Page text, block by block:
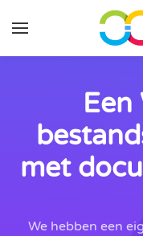
Ga naar de
Een
met
We hebben een